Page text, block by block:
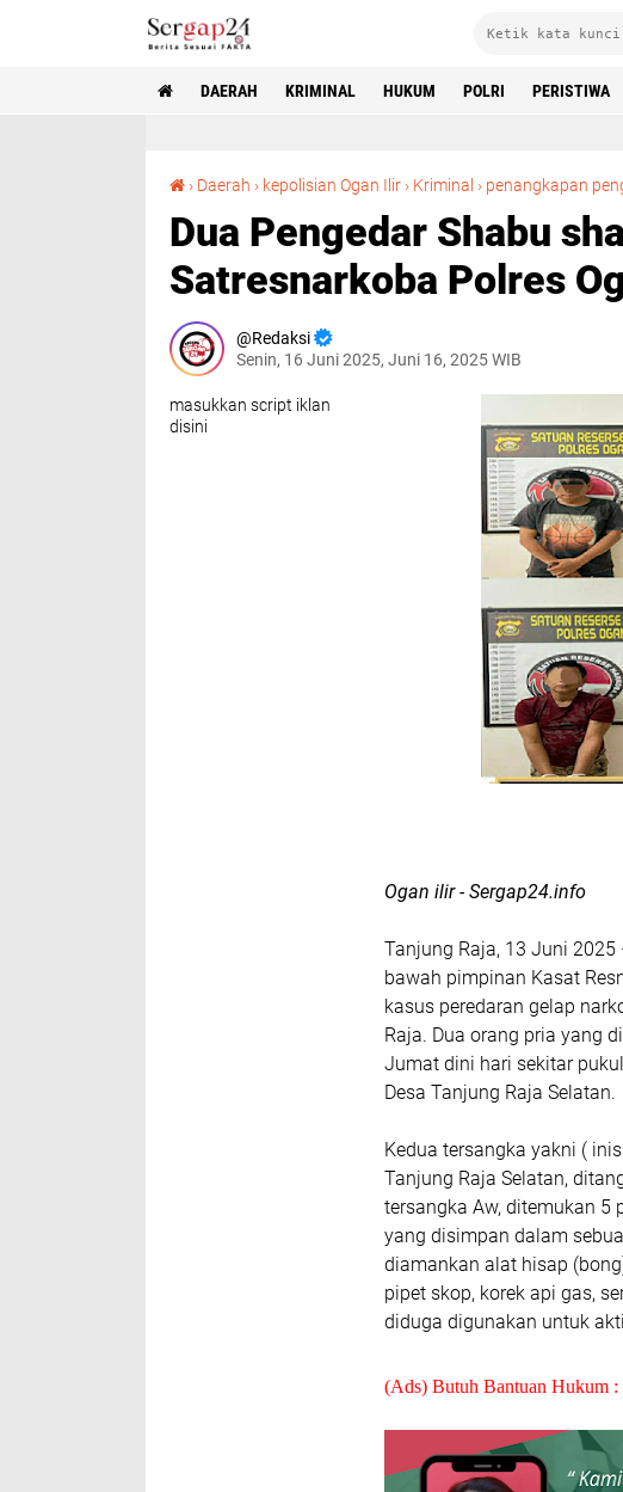
DAERAH KRIMINAL HUKUM POLRI PERISTIWA
› Daerah › kepolisian Ogan Ilir › Kriminal › penangkapan
Dua Pengedar Shabu
Satresnarkoba Polres
Redaksi
Senin, 16 Juni 2025, Juni 16, 2025 WIB
masukkan script iklan
disini
Ogan ilir - Sergap24.info
Tanjung Raja, 13 Juni 2025
bawah pimpinan Kasat
kasus peredaran gelap
Raja. Dua orang pria yang
Jumat dini hari sekitar
Desa Tanjung Raja Selatan.
Kedua tersangka yakni (
Tanjung Raja Selatan,
tersangka Aw, ditemukan 5
yang disimpan dalam
diamankan alat hisap
pipet skop, korek api gas,
diduga digunakan untuk
(Ads) Butuh Bantuan Hukum :